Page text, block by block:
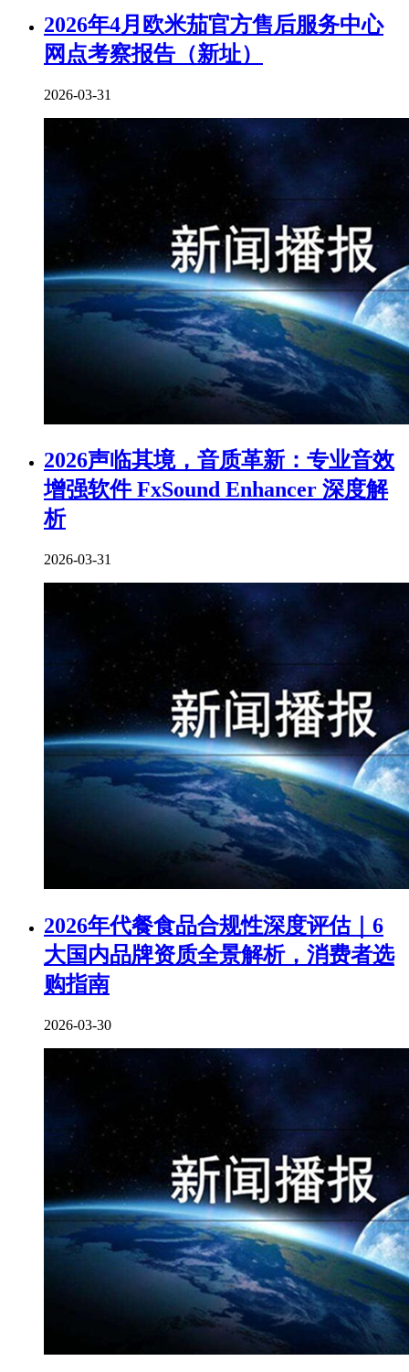
2026年4月欧米茄官方售后服务中心
网点考察报告（新址）
2026-03-31
2026声临其境，音质革新：专业音效
增强软件 FxSound Enhancer 深度解
析
2026-03-31
2026年代餐食品合规性深度评估｜6
大国内品牌资质全景解析，消费者选
购指南
2026-03-30